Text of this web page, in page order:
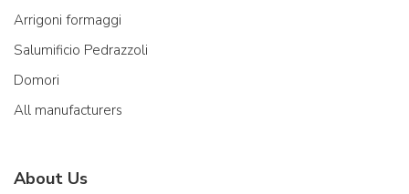
Arrigoni formaggi
Salumificio Pedrazzoli
Domori
All manufacturers
About Us